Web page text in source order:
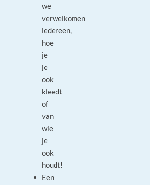
we
verwelkomen
iedereen,
hoe
je
je
ook
kleedt
of
van
wie
je
ook
houdt!
Een